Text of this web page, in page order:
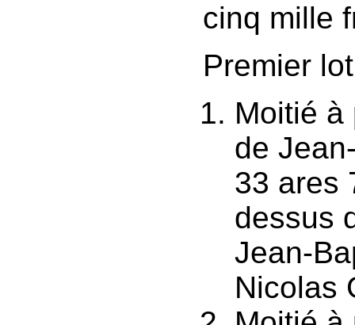
cinq mille
Premier
Moitié à
de
33 ares
dessus
Jean-
Nicolas